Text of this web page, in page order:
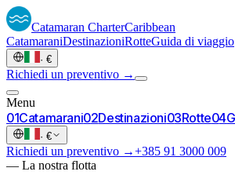
Catamaran CharterCaribbean
CatamaraniDestinazioniRotteGuida di viaggio
· €
Richiedi un preventivo →
Menu
01Catamarani02Destinazioni03Rotte04
· €
Richiedi un preventivo →+385 91 3000 009
— La nostra flotta